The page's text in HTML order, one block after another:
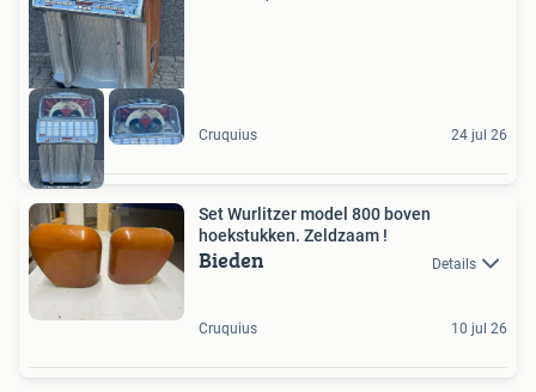
Cruquius 24 jul 26
Set Wurlitzer model 800 boven
hoekstukken. Zeldzaam !
Bieden Details
Cruquius 10 jul 26